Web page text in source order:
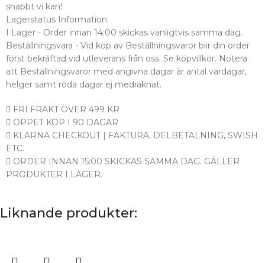
snabbt vi kan!
Lagerstatus Information
I Lager - Order innan 14:00 skickas vanligtvis samma dag.
Beställningsvara - Vid köp av Beställningsvaror blir din order
först bekräftad vid utleverans från oss. Se köpvillkor. Notera
att Beställningsvaror med angivna dagar är antal vardagar,
helger samt röda dagar ej medräknat.
FRI FRAKT ÖVER 499 KR
ÖPPET KÖP I 90 DAGAR
KLARNA CHECKOUT | FAKTURA, DELBETALNING, SWISH
ETC.
ORDER INNAN 15:00 SKICKAS SAMMA DAG. GÄLLER
PRODUKTER I LAGER.
Liknande produkter: